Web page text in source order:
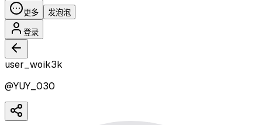
更多 发泡泡
登录
user_woik3k
@YUY_030